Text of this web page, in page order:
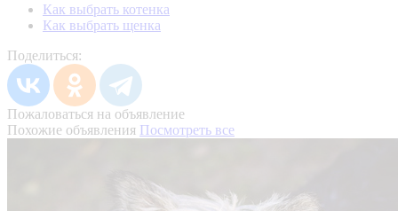
Как выбрать котенка
Как выбрать щенка
Поделиться:
Пожаловаться на объявление
Похожие объявления Посмотреть все